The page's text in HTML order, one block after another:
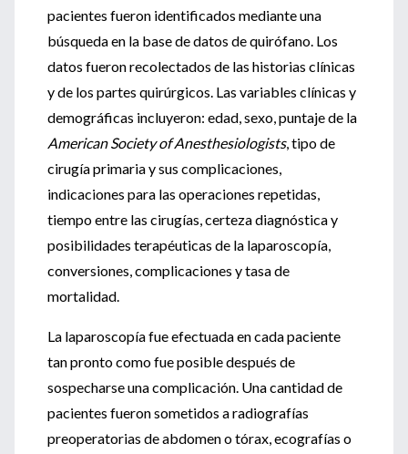
pacientes fueron identificados mediante una
búsqueda en la base de datos de quirófano. Los
datos fueron recolectados de las historias clínicas
y de los partes quirúrgicos. Las variables clínicas y
demográficas incluyeron: edad, sexo, puntaje de la
American Society of Anesthesiologists, tipo de
cirugía primaria y sus complicaciones,
indicaciones para las operaciones repetidas,
tiempo entre las cirugías, certeza diagnóstica y
posibilidades terapéuticas de la laparoscopía,
conversiones, complicaciones y tasa de
mortalidad.
La laparoscopía fue efectuada en cada paciente
tan pronto como fue posible después de
sospecharse una complicación. Una cantidad de
pacientes fueron sometidos a radiografías
preoperatorias de abdomen o tórax, ecografías o